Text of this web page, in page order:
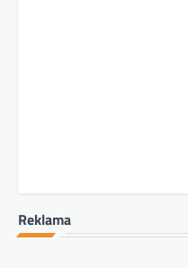
Reklama